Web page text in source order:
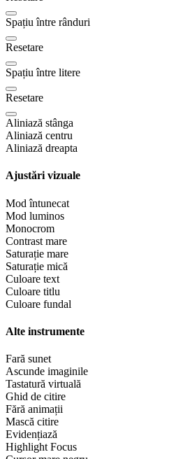
Spațiu între rânduri
Resetare
Spațiu între litere
Resetare
Aliniază stânga
Aliniază centru
Aliniază dreapta
Ajustări vizuale
Mod întunecat
Mod luminos
Monocrom
Contrast mare
Saturație mare
Saturație mică
Culoare text
Culoare titlu
Culoare fundal
Alte instrumente
Fară sunet
Ascunde imaginile
Tastatură virtuală
Ghid de citire
Fără animații
Mască citire
Evidențiază
Highlight Focus